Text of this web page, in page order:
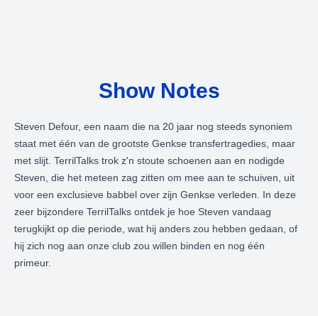
Show Notes
Steven Defour, een naam die na 20 jaar nog steeds synoniem
staat met één van de grootste Genkse transfertragedies, maar
met slijt. TerrilTalks trok z'n stoute schoenen aan en nodigde
Steven, die het meteen zag zitten om mee aan te schuiven, uit
voor een exclusieve babbel over zijn Genkse verleden. In deze
zeer bijzondere TerrilTalks ontdek je hoe Steven vandaag
terugkijkt op die periode, wat hij anders zou hebben gedaan, of
hij zich nog aan onze club zou willen binden en nog één
primeur.